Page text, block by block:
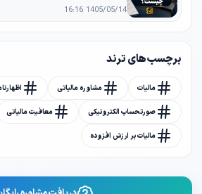
1405/05/14 16:16
برچسب های ترند
مالیات مشاوره مالیاتی
صورتحساب الکترونیکی معافیت مالیاتی
مالیات بر ارزش افزوده